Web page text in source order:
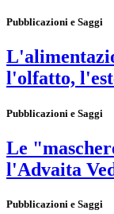
Pubblicazioni e Saggi
l'olfatto,
Pubblicazioni e Saggi
Le
l'Advaita
Pubblicazioni e Saggi